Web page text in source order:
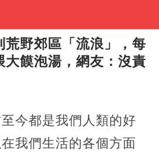
荒野郊區「流浪」，每
大饃泡湯，網友：沒責
今都是我們人類的好
我們生活的各個方面